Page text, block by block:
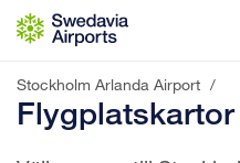
Gå till innehåll
Stockholm Arlanda Airport /
Flygplatskartor